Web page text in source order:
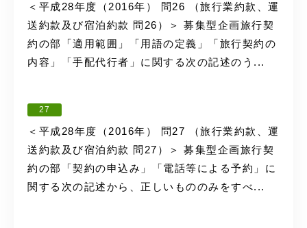
＜平成28年度（2016年） 問26 （旅行業約款、運
送約款及び宿泊約款 問26）＞ 募集型企画旅行契
約の部「適用範囲」「用語の定義」「旅行契約の
内容」「手配代行者」に関する次の記述のう...
27
＜平成28年度（2016年） 問27 （旅行業約款、運
送約款及び宿泊約款 問27）＞ 募集型企画旅行契
約の部「契約の申込み」「電話等による予約」に
関する次の記述から、正しいもののみをすべ...